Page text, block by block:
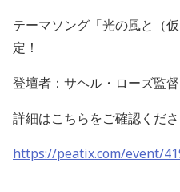
テーマソング「光の風と（
定！
登壇者：サヘル・ローズ監督
詳細はこちらをご確認くださ
https://peatix.com/event/